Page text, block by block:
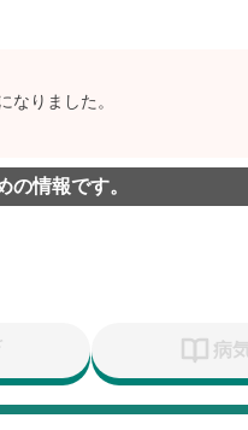
なりました。
の情報です。
病